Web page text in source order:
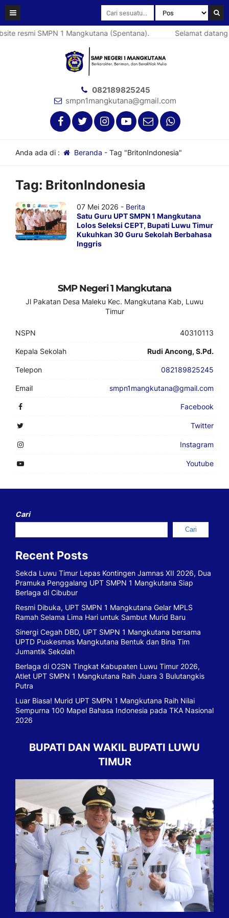
resmi SMPN 1 Mangkutana (Spentana). Selamat datang
082189825245
smpn1mangkutana@gmail.com
Anda ada di : Beranda - Tag "BritonIndonesia"
Tag: BritonIndonesia
07 Mei 2026 - Berita
Satu Guru UPT SMPN 1 Mangkutana
Lolos Seleksi CEPT, Bupati Luwu Timur
Kukuhkan 30 Guru Sekolah Berbahasa
Inggris
SMP Negeri 1 Mangkutana
Jl Pakatan Desa Maleku Kec. Mangkutana Kab, Luwu
Timur
NSPN 40310113
Kepala Sekolah Rudi Ancong, S.Pd.
Telepon 082189825245
Email smpn1mangkutana@gmail.com
Facebook
Twitter
Instagram
Youtube
Cari
Cari
Recent Posts
Sekda Luwu Timur Lepas Kontingen Jamnas XII 2026, Dua
Pramuka Penggalang UPT SMPN 1 Mangkutana Siap
Berlaga di Cibubur
Resmi Dibuka, UPT SMPN 1 Mangkutana Gelar MPLS
Ramah Selama Lima Hari untuk Sambut Murid Baru
Sinergi Cegah DBD, UPT SMPN 1 Mangkutana bersama
UPTD Puskesmas Mangkutana Bentuk dan Bina Tim
Jumantik Sekolah
Berlaga di O2SN Tingkat Kabupaten Luwu Timur 2026,
Atlet UPT SMPN 1 Mangkutana Raih Juara 3 Bulutangkis
Putra
Luar Biasa! Murid UPT SMPN 1 Mangkutana Raih Nilai
Sempurna 100 Mapel Bahasa Indonesia pada TKA Nasional
2026
BUPATI DAN WAKIL BUPATI LUWU
TIMUR